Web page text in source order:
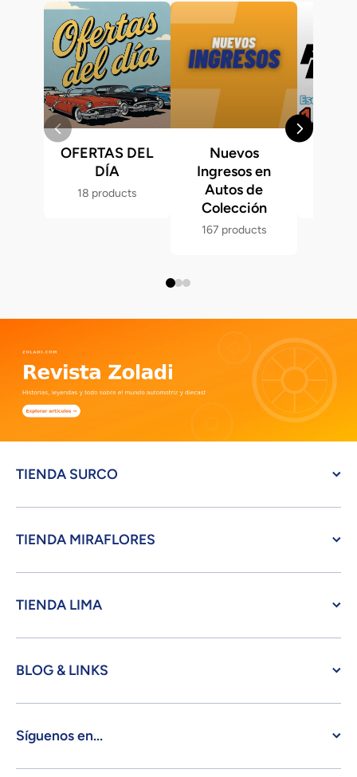
OFERTAS DEL
DÍA
18 products
Nuevos
Ingresos en
Autos de
Colección
167 products
TIENDA SURCO
TIENDA MIRAFLORES
TIENDA LIMA
BLOG & LINKS
Síguenos en...